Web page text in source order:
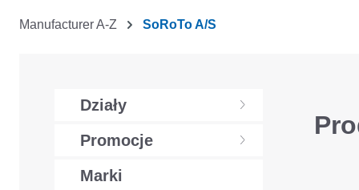
Manufacturer A-Z SoRoTo A/S
Działy
Promocje
Marki